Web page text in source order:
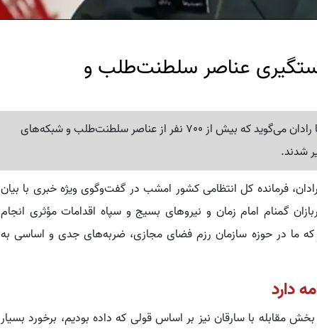
عناصر سلطنت‌طلب و
فرمانده کل انتظامی کشور سردار احمدرضا رادان می‌گوید که بیش از 700 نفر از عناصر سلطنت‌طلب و شبکه‌های
شدند.
فرمانده کل انتظامی کشور امشب در گفت‌وگوی ویژه خبری با بیان
گمنام امام زمان و نیروهای بسیج و سپاه اقدامات مؤثری انجام
که ما در حوزه سازمان رزم فضای مجازی، ضربه‌های جدی و اساسی به
دارد
مقابله با سارقان نیز بر اساس قولی که داده بودیم، برخورد بسیار